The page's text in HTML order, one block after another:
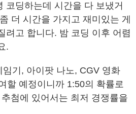
코딩하는데 시간을 다 보냈거
더 시간을 가지고 재미있는 게
려고 합니다. 밤 코딩 이후 어렴
.
기, 아이팟 나노, CGV 영화
할 예정이니까 1:50의 확률로
첨에 있어서는 최저 경쟁률을